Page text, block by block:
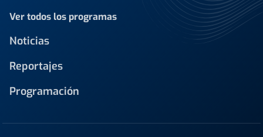
Ver todos los programas
Noticias
Reportajes
Programación